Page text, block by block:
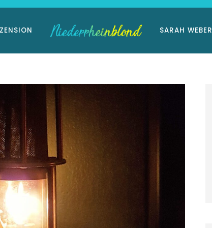
SARAH WEBER
Landhaus
2026
Niederrhein-Buch:
Eisvogelträume